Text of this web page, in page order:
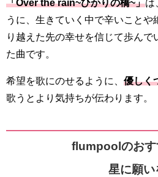
「Over the rain~ひかりの橋~」は
うに、生きていく中で辛いことや
り越えた先の幸せを信じて歩んで
た曲です。
希望を歌にのせるように、 優しく
歌うとより気持ちが伝わります。
flumpoolのお
星に願い